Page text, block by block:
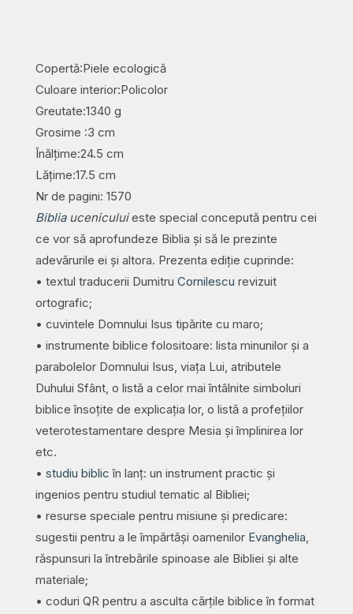
Copertă:Piele ecologică
Culoare interior:Policolor
Greutate:1340 g
Grosime :3 cm
Înălțime:24.5 cm
Lățime:17.5 cm
Nr de pagini: 1570
Bibliauceniculuieste special concepută pentru cei
ce vor să aprofundeze Biblia și să le prezinte
adevărurile ei și altora. Prezenta ediție cuprinde:
• textul traducerii Dumitru Cornilescu revizuit
ortografic;
• cuvintele Domnului Isus tipărite cu maro;
• instrumente biblice folositoare: lista minunilor și a
parabolelor Domnului Isus, viața Lui, atributele
Duhului Sfânt, o listă a celor mai întâlnite simboluri
biblice însoțite de explicația lor, o listă a profețiilor
veterotestamentare despre Mesia și împlinirea lor
etc.
• studiu biblic în lanț: un instrument practic și
ingenios pentru studiul tematic al Bibliei;
• resurse speciale pentru misiune și predicare:
sugestii pentru a le împărtăși oamenilor Evanghelia,
răspunsuri la întrebările spinoase ale Bibliei și alte
materiale;
• coduri QR pentru a asculta cărțile biblice în format